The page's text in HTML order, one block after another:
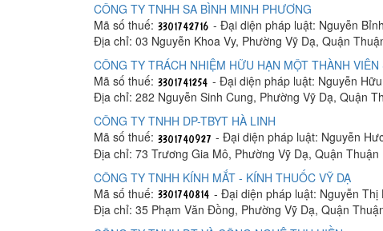
CÔNG TY TNHH SA BÌNH MINH PHƯƠNG
Mã số thuế:
- Đại diện pháp luật: Nguyễn
Địa chỉ: 03 Nguyễn Khoa Vy, Phường Vỹ Dạ, Quận
CÔNG TY TRÁCH NHIỆM HỮU HẠN MỘT THÀNH
Mã số thuế:
- Đại diện pháp luật: Nguyễn
Địa chỉ: 282 Nguyễn Sinh Cung, Phường Vỹ Dạ, Quận
CÔNG TY TNHH DP-TBYT HÀ LINH
Mã số thuế:
- Đại diện pháp luật: Nguyễn
Địa chỉ: 73 Trương Gia Mô, Phường Vỹ Dạ, Quận
CÔNG TY TNHH KÍNH MẮT - KÍNH THUỐC VỸ DẠ
Mã số thuế:
- Đại diện pháp luật: Nguyễn Thị
Địa chỉ: 35 Phạm Văn Đồng, Phường Vỹ Dạ, Quận